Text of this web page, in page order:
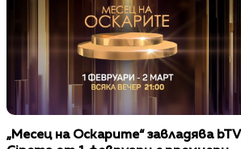
„Месец на Оскарите“ завладява bTV